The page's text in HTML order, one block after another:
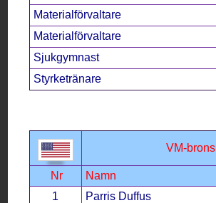
Materialförvaltare
Materialförvaltare
Sjukgymnast
Styrketränare
VM-brons
Nr Namn
1
Parris Duffus